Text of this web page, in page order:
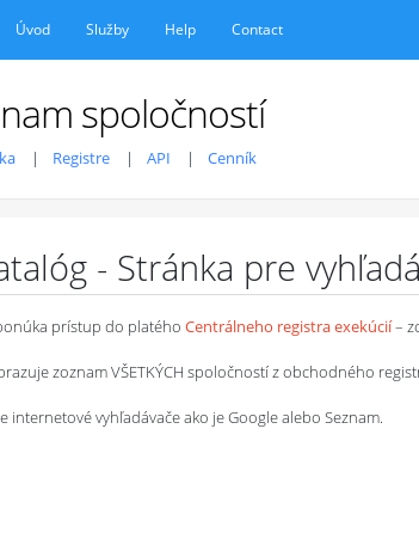
Úvod Služby Help Contact
spoločností
Registre API Cenník
- Stránka pre
prístup do platého Centrálneho registra exekúcií–
zoznam VŠETKÝCH spoločností z obchodného
internetové vyhľadávače ako je Google alebo Seznam.